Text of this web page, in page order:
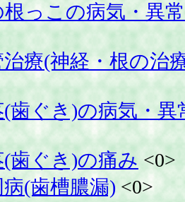
っこの病気・異常
療(神経・根の治
歯ぐき)の病気・異
歯ぐき)の痛み <0>
(歯槽膿漏) <0>